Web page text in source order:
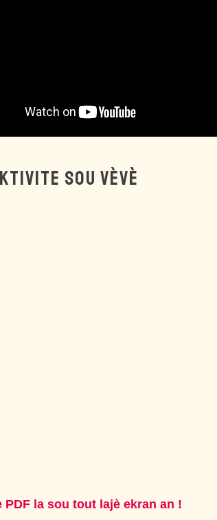
SOU VÈVÈ
PDF la sou tout lajè ekran an !